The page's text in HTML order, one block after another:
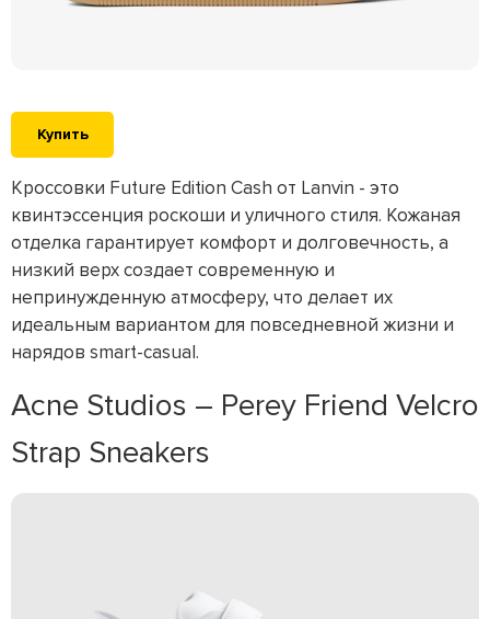
Купить
Кроссовки Future Edition Cash от Lanvin - это
квинтэссенция роскоши и уличного стиля. Кожаная
отделка гарантирует комфорт и долговечность, а
низкий верх создает современную и
непринужденную атмосферу, что делает их
идеальным вариантом для повседневной жизни и
нарядов smart-casual.
Acne Studios – Perey Friend Velcro
Strap Sneakers